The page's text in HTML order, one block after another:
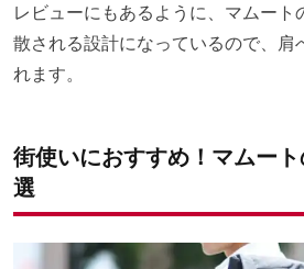
レビューにもあるように、マムート
散される設計になっているので、肩
れます。
街使いにおすすめ！マムー
選